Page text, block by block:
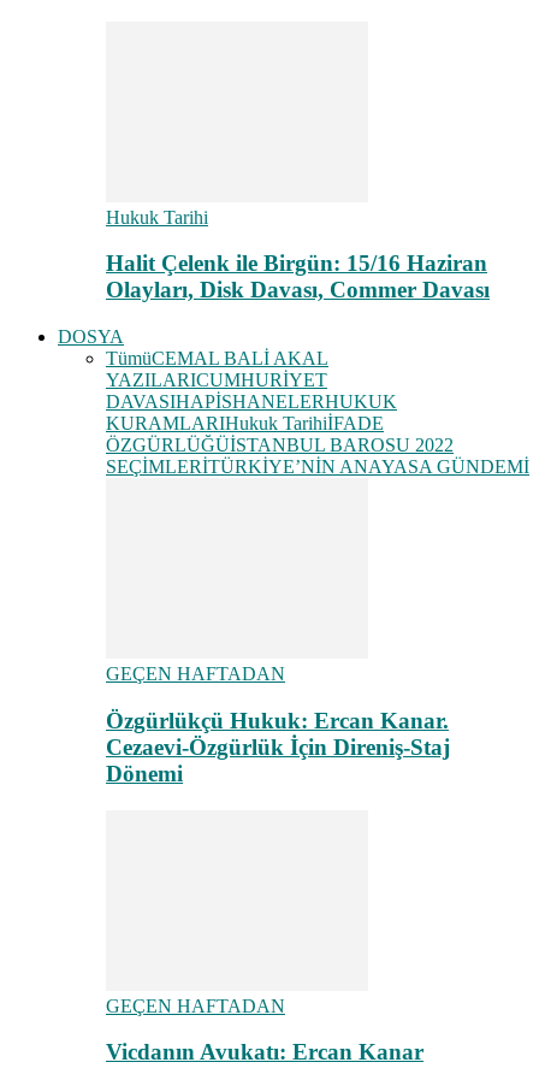
Hukuk Tarihi
Halit Çelenk ile Birgün: 15/16 Haziran
Olayları, Disk Davası, Commer Davası
DOSYA
TümüCEMAL BALİ AKAL
YAZILARICUMHURİYET
DAVASIHAPİSHANELERHUKUK
KURAMLARIHukuk TarihiİFADE
ÖZGÜRLÜĞÜİSTANBUL BAROSU 2022
SEÇİMLERİTÜRKİYE’NİN ANAYASA GÜNDEMİ
GEÇEN HAFTADAN
Özgürlükçü Hukuk: Ercan Kanar.
Cezaevi-Özgürlük İçin Direniş-Staj
Dönemi
GEÇEN HAFTADAN
Vicdanın Avukatı: Ercan Kanar